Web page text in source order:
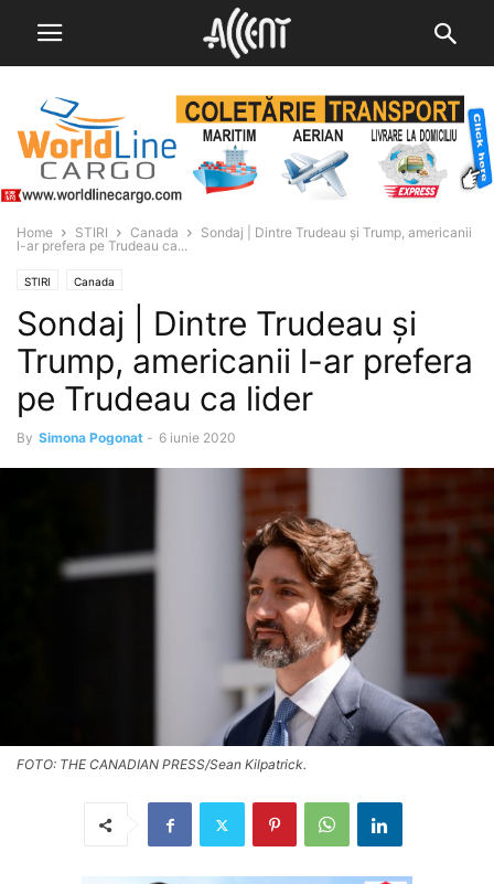
Home STIRI Canada
Sondaj | Dintre Trudeau și Trump, americanii
l-ar prefera pe Trudeau ca...
STIRI Canada
Sondaj | Dintre Trudeau și
Trump, americanii l-ar prefera
pe Trudeau ca lider
By Simona Pogonat - 6 iunie 2020
FOTO: THE CANADIAN PRESS/Sean Kilpatrick.